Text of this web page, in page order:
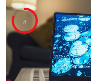
8